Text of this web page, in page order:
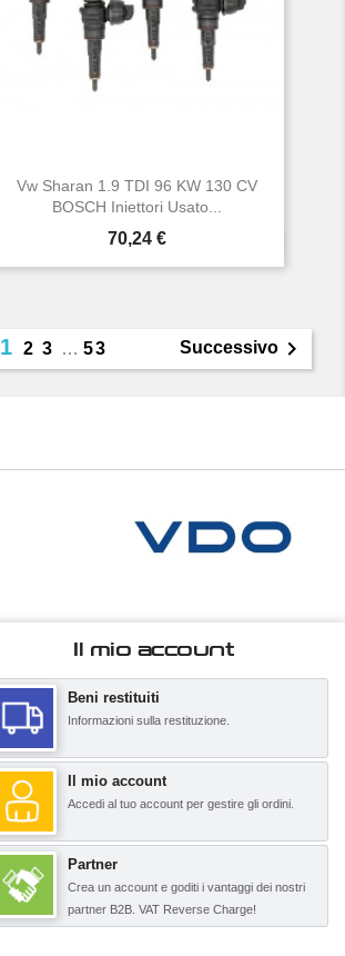
Vw Sharan 1.9 TDI 96 KW 130 CV
BOSCH Iniettori Usato...
Prezzo
70,24 €
Anteprima
123 … 53 Successivo
Il mio account
Beni restituiti
Informazioni sulla restituzione.
Il mio account
Accedi al tuo account per gestire gli ordini.
Partner
Crea un account e goditi i vantaggi dei nostri
partner B2B. VAT Reverse Charge!